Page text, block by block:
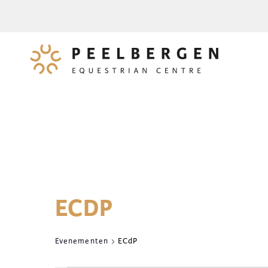
ECDP
Evenementen ECdP